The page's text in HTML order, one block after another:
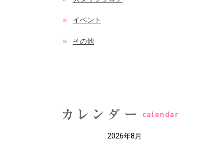
イベント
その他
2026年8月